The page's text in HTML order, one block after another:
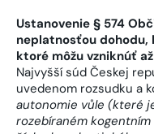
Ustanovenie § 574
neplatnosťou dohodu,
ktoré môžu vzniknúť
Najvyšší súd Českej
uvedenom rozsudku a
autonomie vůle (které
rozebíraném